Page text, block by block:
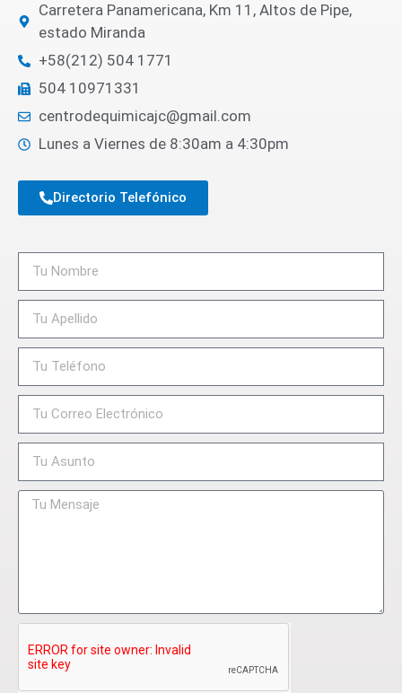
Carretera Panamericana, Km 11, Altos de Pipe,
estado Miranda
+58(212) 504 1771
504 10971331
centrodequimicajc@gmail.com
Lunes a Viernes de 8:30am a 4:30pm
Directorio Telefónico